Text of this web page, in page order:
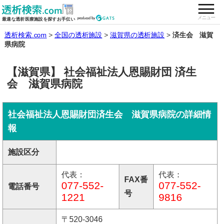
最適な透析医療施設を探すお手伝い メニュー
全国の透析施設を検索する
透析検索.com 全国の透析施設 滋賀県の透析施設
済生会 滋賀
県病院
【滋賀県】 社会福祉法人恩賜財団 済生
会 滋賀県病院
社会福祉法人恩賜財団済生会 滋賀県病院の詳細情
報
施設区分
電話番号
代表：
077-552-
1221
FAX番
号
代表：
077-552-
9816
〒520-3046